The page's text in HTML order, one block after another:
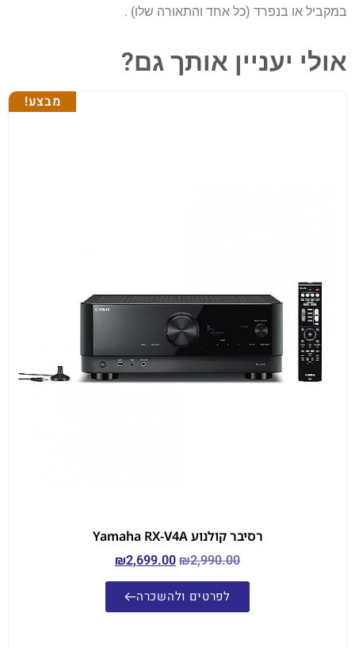
במקביל או בנפרד (כל אחד והתאורה שלו) .
אולי יעניין אותך גם?
מבצע!
רסיבר קולנוע Yamaha RX-V4A
₪2,990.00
₪2,699.00
לפרטים ולהשכרה